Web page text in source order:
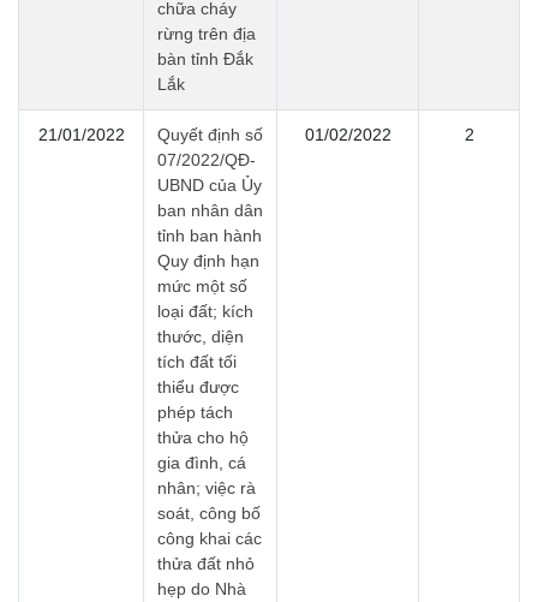
chữa cháy
rừng trên địa
bàn tỉnh Đắk
Lắk
21/01/2022
Quyết định số
07/2022/QĐ-
UBND của Ủy
ban nhân dân
tỉnh ban hành
Quy định hạn
mức một số
loại đất; kích
thước, diện
tích đất tối
thiểu được
phép tách
thửa cho hộ
gia đình, cá
nhân; việc rà
soát, công bố
công khai các
thửa đất nhỏ
hẹp do Nhà
01/02/2022 2